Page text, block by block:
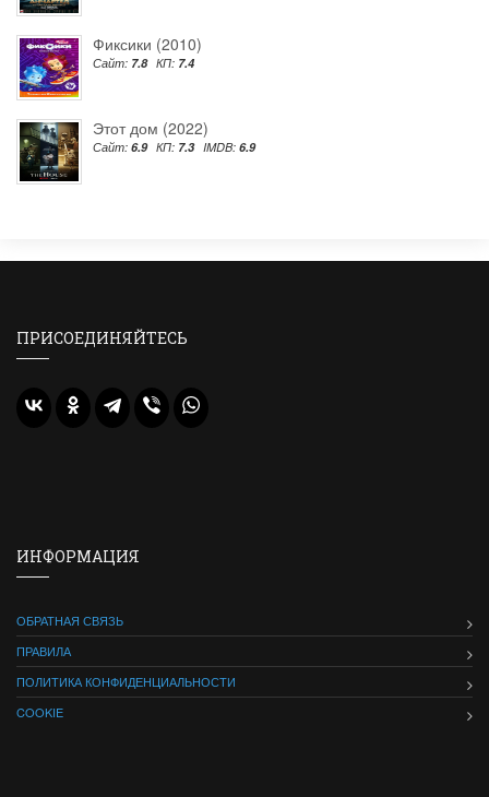
Фиксики (2010)
Сайт: 7.8 КП: 7.4
Этот дом (2022)
Сайт: 6.9 КП: 7.3 IMDB: 6.9
ПРИСОЕДИНЯЙТЕСЬ
ИНФОРМАЦИЯ
ОБРАТНАЯ СВЯЗЬ
ПРАВИЛА
ПОЛИТИКА КОНФИДЕНЦИАЛЬНОСТИ
COOKIE